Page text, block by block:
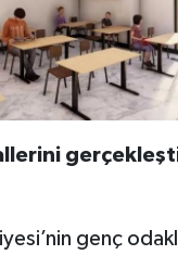
genç